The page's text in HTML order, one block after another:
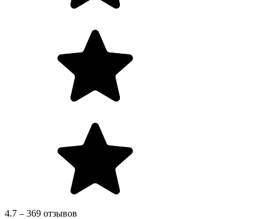
4.7 – 369 отзывов